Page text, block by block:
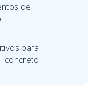
de
para
concreto